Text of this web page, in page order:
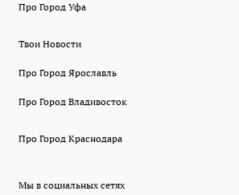
Про Город Уфа
Твои Новости
Про Город Ярославль
Про Город Владивосток
Про Город Краснодара
Мы в социальных сетях